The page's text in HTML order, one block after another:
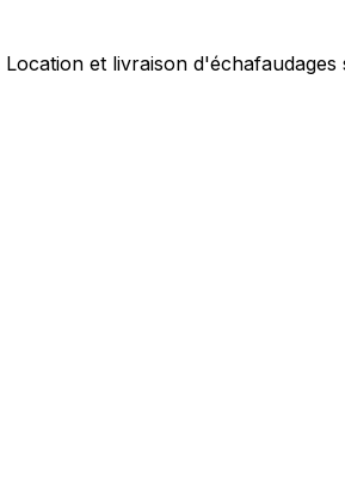
Location et livraison